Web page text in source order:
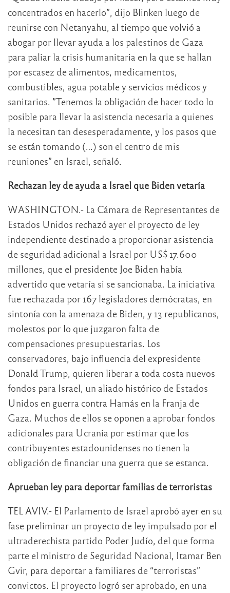
concentrados en hacerlo”, dijo Blinken luego de
reunirse con Netanyahu, al tiempo que volvió a
abogar por llevar ayuda a los palestinos de Gaza
para paliar la crisis humanitaria en la que se hallan
por escasez de alimentos, medicamentos,
combustibles, agua potable y servicios médicos y
sanitarios. ”Tenemos la obligación de hacer todo lo
posible para llevar la asistencia necesaria a quienes
la necesitan tan desesperadamente, y los pasos que
se están tomando (…) son el centro de mis
reuniones” en Israel, señaló.
Rechazan ley de ayuda a Israel que Biden vetaría
WASHINGTON.- La Cámara de Representantes de
Estados Unidos rechazó ayer el proyecto de ley
independiente destinado a proporcionar asistencia
de seguridad adicional a Israel por US$ 17.600
millones, que el presidente Joe Biden había
advertido que vetaría si se sancionaba. La iniciativa
fue rechazada por 167 legisladores demócratas, en
sintonía con la amenaza de Biden, y 13 republicanos,
molestos por lo que juzgaron falta de
compensaciones presupuestarias. Los
conservadores, bajo influencia del expresidente
Donald Trump, quieren liberar a toda costa nuevos
fondos para Israel, un aliado histórico de Estados
Unidos en guerra contra Hamás en la Franja de
Gaza. Muchos de ellos se oponen a aprobar fondos
adicionales para Ucrania por estimar que los
contribuyentes estadounidenses no tienen la
obligación de financiar una guerra que se estanca.
Aprueban ley para deportar familias de terroristas
TEL AVIV.- El Parlamento de Israel aprobó ayer en su
fase preliminar un proyecto de ley impulsado por el
ultraderechista partido Poder Judío, del que forma
parte el ministro de Seguridad Nacional, Itamar Ben
Gvir, para deportar a familiares de “terroristas”
convictos. El proyecto logró ser aprobado, en una